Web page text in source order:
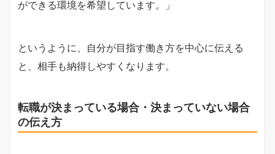
ができる環境を希望しています。」
というように、自分が目指す働き方を中心に伝える
と、相手も納得しやすくなります。
転職が決まっている場合・決まっていない場合
の伝え方